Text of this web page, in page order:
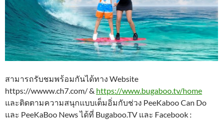
สามารถรับชมพร้อมกันได้ทาง Website
https://wwww.ch7.com/ & https://www.bugaboo.tv/home
และติดตามความสนุกแบบเต็มอิ่มกับช่วง PeeKaboo Can Do
และ PeeKaBoo News ได้ที่ Bugaboo.TV และ Facebook :